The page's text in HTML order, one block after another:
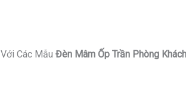
Các Mẫu Đèn Mâm Ốp Trần Phòng Khách